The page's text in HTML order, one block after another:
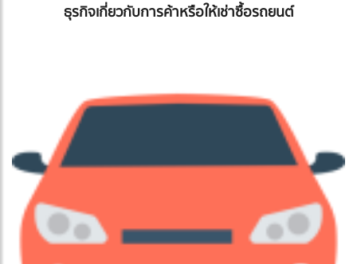
ธุรกิจเกี่ยวกับการค้าหรือให้เช่าซื้อรถยนต์